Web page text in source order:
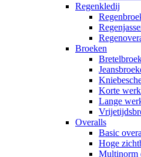
Regenkledij
Broeken
Korte
Lange
Overalls
Basic
Hoge
Multinorm